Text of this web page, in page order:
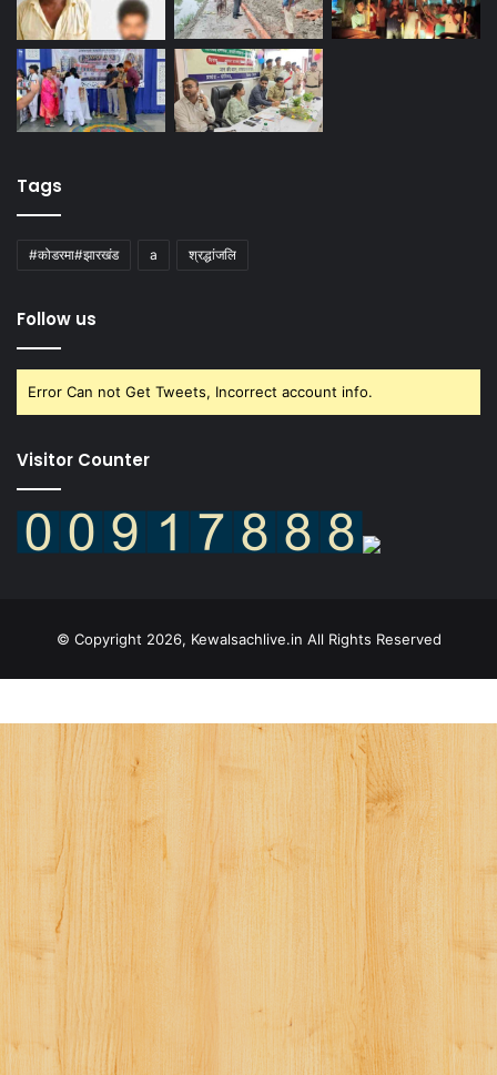
Tags
#कोडरमा#झारखंड a श्रद्धांजलि
Follow us
Error Can not Get Tweets, Incorrect account info.
Visitor Counter
© Copyright 2026, Kewalsachlive.in All Rights Reserved